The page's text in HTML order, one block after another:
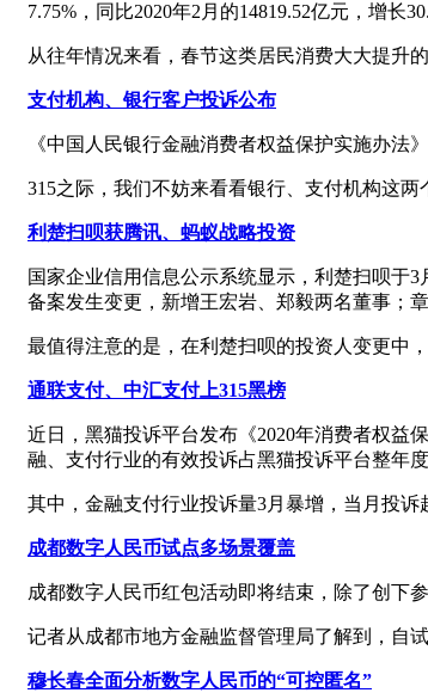
7.75%，同比2020年2月的14819.52亿元，增长
从往年情况来看，春节这类居民消费大大提升
支付机构、银行客户投诉公布
《中国人民银行金融消费者权益保护实施办法
315之际，我们不妨来看看银行、支付机构这
利楚扫呗获腾讯、蚂蚁战略投资
国家企业信用信息公示系统显示，利楚扫呗于
备案发生变更，新增王宏岩、郑毅两名董事；
最值得注意的是，在利楚扫呗的投资人变更中
通联支付、中汇支付上315黑榜
近日，黑猫投诉平台发布《2020年消费者权益
融、支付行业的有效投诉占黑猫投诉平台整年度
其中，金融支付行业投诉量3月暴增，当月投诉
成都数字人民币试点多场景覆盖
成都数字人民币红包活动即将结束，除了创下
记者从成都市地方金融监督管理局了解到，自
穆长春全面分析数字人民币的“可控匿名”